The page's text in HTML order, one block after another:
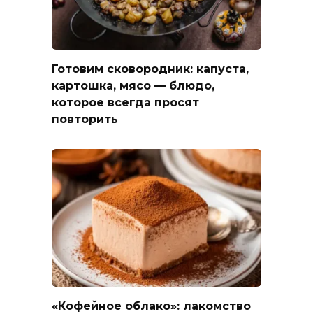
Готовим сковородник: капуста,
картошка, мясо — блюдо,
которое всегда просят
повторить
«Кофейное облако»: лакомство